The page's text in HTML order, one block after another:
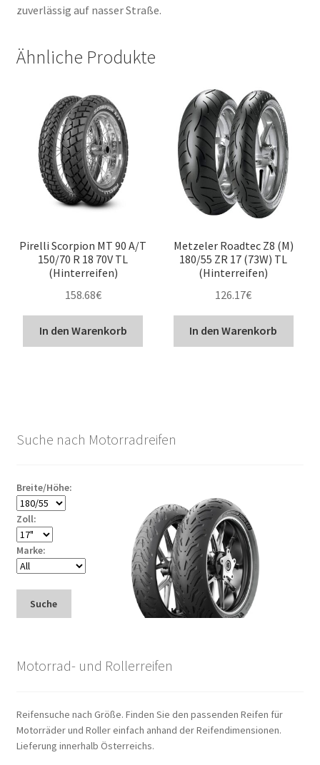
zuverlässig auf nasser Straße.
Ähnliche Produkte
Pirelli Scorpion MT 90 A/T
150/70 R 18 70V TL
(Hinterreifen)
158.68€
In den Warenkorb
Metzeler Roadtec Z8 (M)
180/55 ZR 17 (73W) TL
(Hinterreifen)
126.17€
In den Warenkorb
Suche nach Motorradreifen
Breite/Höhe:
Zoll:
Marke:
Suche
Motorrad- und Rollerreifen
Reifensuche nach Größe. Finden Sie den passenden Reifen für
Motorräder und Roller einfach anhand der Reifendimensionen.
Lieferung innerhalb Österreichs.